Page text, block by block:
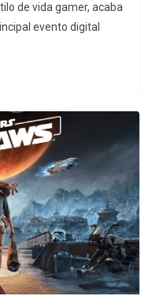
de vida gamer, acaba
evento digital